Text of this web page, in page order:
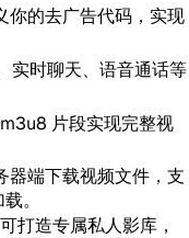
你的去广告代码，实现
实时聊天、语音通话等
m3u8 片段实现完整视
器端下载视频文件，支
。
打造专属私人影库，